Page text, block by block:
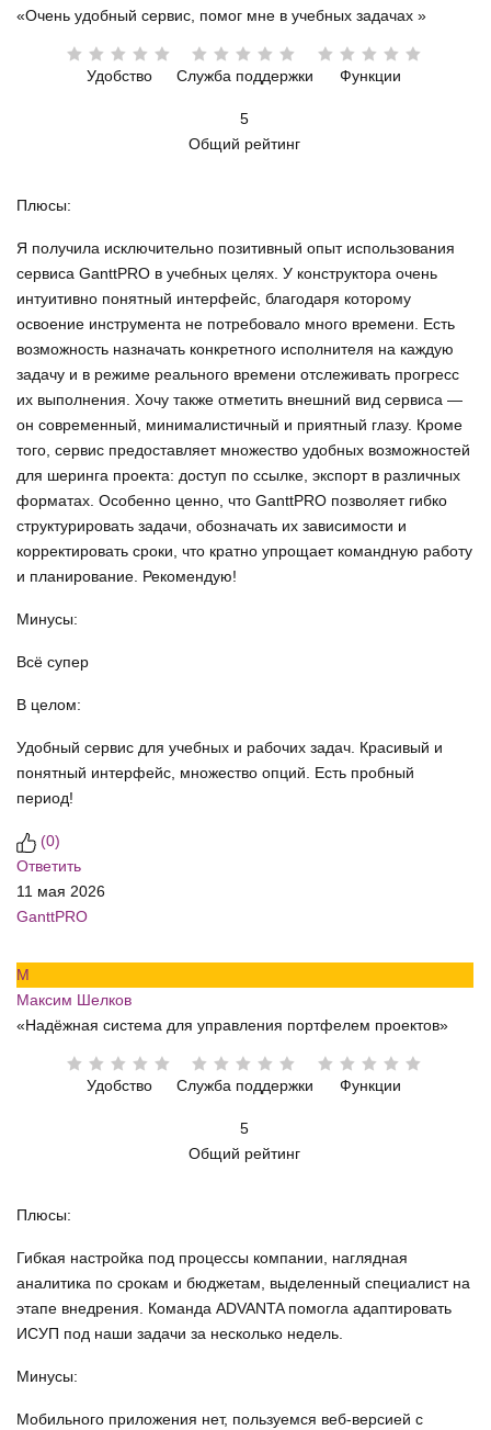
«Очень удобный сервис, помог мне в учебных задачах »
Удобство Служба поддержки Функции
5
Общий рейтинг
Плюсы:
Я получила исключительно позитивный опыт использования
сервиса GanttPRO в учебных целях. У конструктора очень
интуитивно понятный интерфейс, благодаря которому
освоение инструмента не потребовало много времени. Есть
возможность назначать конкретного исполнителя на каждую
задачу и в режиме реального времени отслеживать прогресс
их выполнения. Хочу также отметить внешний вид сервиса —
он современный, минималистичный и приятный глазу. Кроме
того, сервис предоставляет множество удобных возможностей
для шеринга проекта: доступ по ссылке, экспорт в различных
форматах. Особенно ценно, что GanttPRO позволяет гибко
структурировать задачи, обозначать их зависимости и
корректировать сроки, что кратно упрощает командную работу
и планирование. Рекомендую!
Минусы:
Всё супер
В целом:
Удобный сервис для учебных и рабочих задач. Красивый и
понятный интерфейс, множество опций. Есть пробный
период!
(0)
Ответить
11 мая 2026
GanttPRO
М
Максим Шелков
«Надёжная система для управления портфелем проектов»
Удобство Служба поддержки Функции
5
Общий рейтинг
Плюсы:
Гибкая настройка под процессы компании, наглядная
аналитика по срокам и бюджетам, выделенный специалист на
этапе внедрения. Команда ADVANTA помогла адаптировать
ИСУП под наши задачи за несколько недель.
Минусы:
Мобильного приложения нет, пользуемся веб-версией с